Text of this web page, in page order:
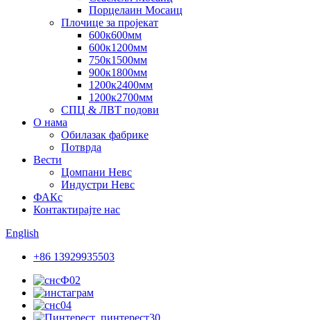
Порцелаин Мосаиц
Плочице за пројекат
600к600мм
600к1200мм
750к1500мм
900к1800мм
1200к2400мм
1200к2700мм
СПЦ & ЛВТ подови
О нама
Обилазак фабрике
Потврда
Вести
Цомпани Невс
Индустри Невс
ФАКс
Контактирајте нас
English
+86 13929935503